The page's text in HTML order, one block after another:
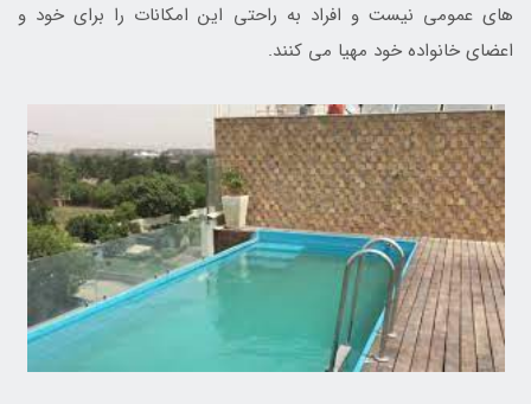
های عمومی نیست و افراد به راحتی این امکانات را برای خود و
اعضای خانواده خود مهیا می کنند.